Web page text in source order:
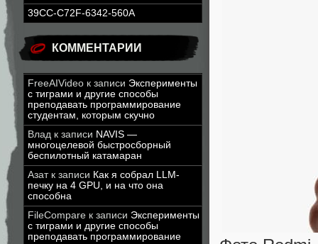
39CC-C72F-6342-560A
КОММЕНТАРИИ
FreeAIVideo к записи Эксперименты
с тиграми и другие способы
преподавать программирование
студентам, которым скучно
Влад к записи NAVIS —
многоцелевой быстросборный
беспилотный катамаран
Азатк записи Как я собрал LLM-
печку на 4 GPU, и на что она
способна
FileCompare к записи Эксперименты
с тиграми и другие способы
преподавать программирование